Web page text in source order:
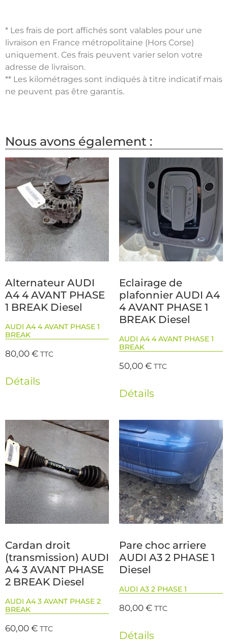
* Les frais de port affichés sont valables pour une
livraison en France métropolitaine (Hors Corse)
uniquement. Ces frais peuvent varier selon votre
adresse de livraison.
** Les kilométrages sont indiqués à titre indicatif mais
ne peuvent pas être garantis.
Nous avons également :
Alternateur AUDI
A4 4 AVANT PHASE
1 BREAK Diesel
AUDI A4 4 AVANT PHASE 1
BREAK
80,00€ TTC
Détails
Eclairage de
plafonnier AUDI A4
4 AVANT PHASE 1
BREAK Diesel
AUDI A4 4 AVANT PHASE 1
BREAK
50,00€ TTC
Détails
Cardan droit
(transmission) AUDI
A4 3 AVANT PHASE
2 BREAK Diesel
AUDI A4 3 AVANT PHASE 2
BREAK
60,00€ TTC
Pare choc arriere
AUDI A3 2 PHASE 1
Diesel
AUDI A3 2 PHASE 1
80,00€ TTC
Détails